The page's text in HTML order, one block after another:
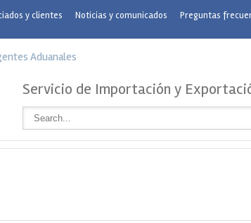
y clientes Noticias y comunicados Preguntas
Servicio de Importación y